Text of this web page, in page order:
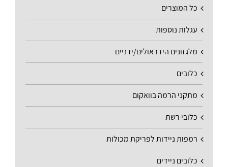
כל המוצרים
עגלות נוספות
מלגזונים הידראולים/ידניים
כלובים
מתקני הרמה בוואקום
כלובי רשת
רמפות ניידות לפריקת מכולות
כלובים ניידים